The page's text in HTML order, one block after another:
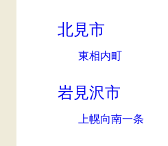
北見市
東相内町
岩見沢市
上幌向南一条